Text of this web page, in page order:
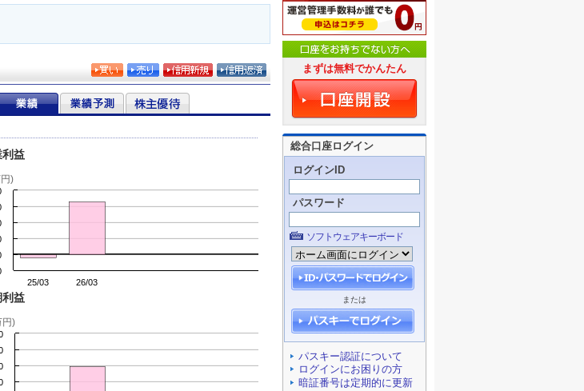
まずは無料でかんたん
総合口座ログイン
ログインID
パスワード
ソフトウェアキーボード
または
パスキー認証について
ログインにお困りの方
暗証番号は定期的に更新